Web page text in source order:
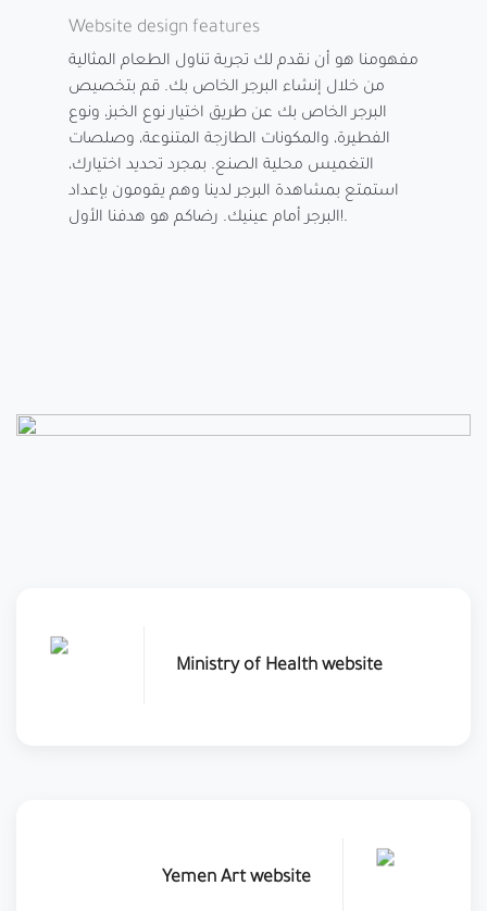
Website design features
مفهومنا هو أن نقدم لك تجربة تناول الطعام المثالية
من خلال إنشاء البرجر الخاص بك. قم بتخصيص
البرجر الخاص بك عن طريق اختيار نوع الخبز، ونوع
الفطيرة، والمكونات الطازجة المتنوعة، وصلصات
التغميس محلية الصنع. بمجرد تحديد اختيارك،
استمتع بمشاهدة البرجر لدينا وهم يقومون بإعداد
البرجر أمام عينيك. رضاكم هو هدفنا الأول!.
Ministry of Health website
Yemen Art website